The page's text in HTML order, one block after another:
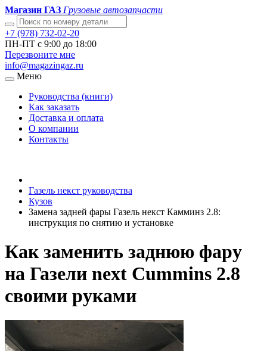
Магазин ГАЗ Грузовые автозапчасти
+7 (978) 732-02-20
ПН-ПТ с 9:00 до 18:00
Перезвоните мне
info@magazingaz.ru
Меню
Руководства (книги)
Как заказать
Доставка и оплата
О компании
Контакты
Газель некст руководства
Кузов
Замена задней фары Газель некст Камминз 2.8:
инструкция по снятию и установке
Как заменить заднюю фару
на Газели next Cummins 2.8
своими руками